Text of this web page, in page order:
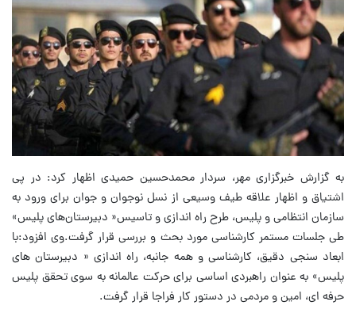
به گزارش خبرگزاری مهر، سردار محمدحسین حمیدی اظهار کرد: در پی
اشتیاق و اظهار علاقه طیف وسیعی از نسل نوجوان و جوان برای ورود به
سازمان انتظامی و پلیس، طرح راه اندازی و تاسیس« دبیرستان‌های پلیس»
طی جلسات مستمر کارشناسی مورد بحث و بررسی قرار گرفت.وی افزود:با
ابعاد سنجی دقیق، کارشناسی و همه جانبه، راه اندازی « دبیرستان های
پلیس» به عنوان راهبردی اساسی برای حرکت عالمانه به سوی تحقق پلیس
حرفه ای، امین و مردمی در دستور کار فراجا قرار گرفت.